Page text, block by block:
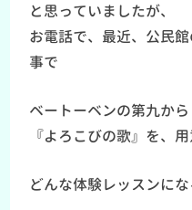
と思っていましたが、
お電話で、最近、公民
事で
ベートーベンの第九から
『よろこびの歌』を、
どんな体験レッスンに